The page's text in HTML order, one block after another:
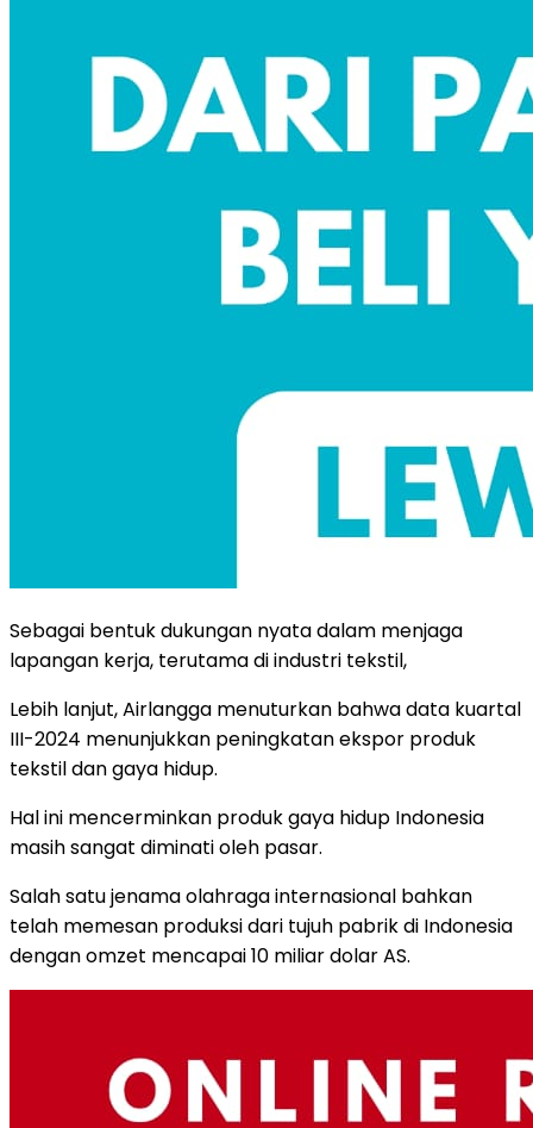
Sebagai bentuk dukungan nyata dalam menjaga
lapangan kerja, terutama di industri tekstil,
Lebih lanjut, Airlangga menuturkan bahwa data kuartal
III-2024 menunjukkan peningkatan ekspor produk
tekstil dan gaya hidup.
Hal ini mencerminkan produk gaya hidup Indonesia
masih sangat diminati oleh pasar.
Salah satu jenama olahraga internasional bahkan
telah memesan produksi dari tujuh pabrik di Indonesia
dengan omzet mencapai 10 miliar dolar AS.